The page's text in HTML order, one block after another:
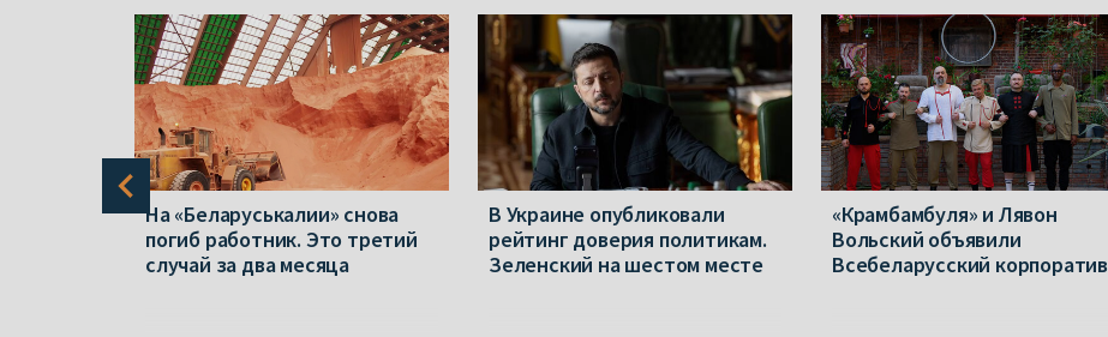
На «Беларуськалии» снова
погиб работник. Это третий
случай за два месяца
В Украине опубликовали
рейтинг доверия политикам.
Зеленский на шестом месте
«Крамбамбуля» и Лявон
Вольский объявили
Всебеларусский корпоратив